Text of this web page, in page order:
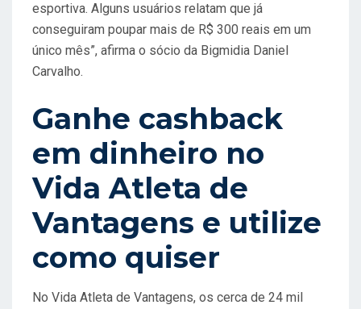
esportiva. Alguns usuários relatam que já
conseguiram poupar mais de R$ 300 reais em um
único mês”, afirma o sócio da Bigmidia Daniel
Carvalho.
Ganhe cashback
em dinheiro no
Vida Atleta de
Vantagens e utilize
como quiser
No Vida Atleta de Vantagens, os cerca de 24 mil